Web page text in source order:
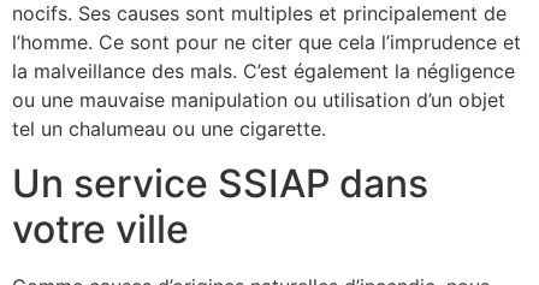
nocifs. Ses causes sont multiples et principalement de
l’homme. Ce sont pour ne citer que cela l’imprudence et
la malveillance des mals. C’est également la négligence
ou une mauvaise manipulation ou utilisation d’un objet
tel un chalumeau ou une cigarette.
Un service SSIAP dans
votre ville